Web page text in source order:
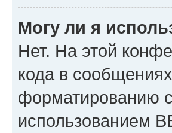
Могу ли я
Нет. На этой
кода в
форматированию
использованием